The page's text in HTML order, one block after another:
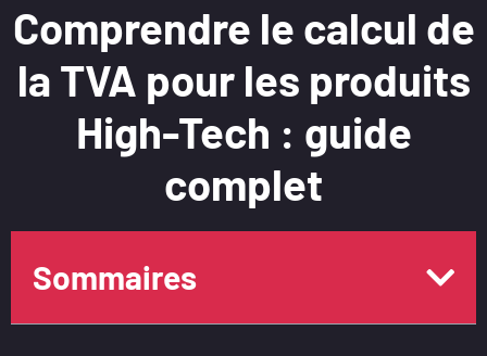
Comprendre le calcul de
la TVA pour les produits
High-Tech : guide
complet
Sommaires